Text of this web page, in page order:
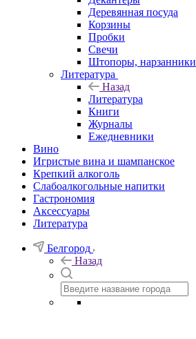
Деревянная посуда
Корзины
Пробки
Свечи
Штопоры, нарзанники
Литература
Назад
Литература
Книги
Журналы
Ежедневники
Вино
Игристые вина и шампанское
Крепкий алкоголь
Слабоалкогольные напитки
Гастрономия
Аксессуары
Литература
Белгород
Назад